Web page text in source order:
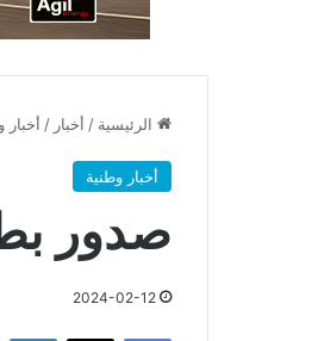
الرئيسية / أخبار / أخبار
أخبار وطنية
صدور
2024-02-12